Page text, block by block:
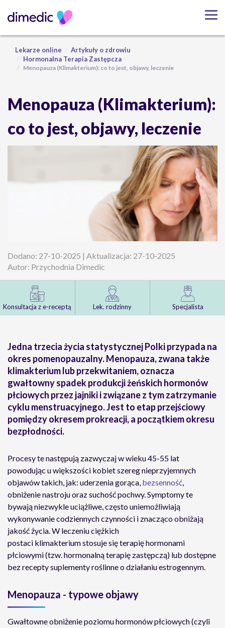
Lekarze online
Artykuły o zdrowiu
Hormonalna Terapia Zastępcza
Menopauza (Klimakterium): co to jest, objawy, leczenie
Menopauza (Klimakterium):
co to jest, objawy, leczenie
Dodano: 27-10-2025 | Aktualizacja: 27-10-2025
Autor: Przychodnia Dimedic
Konsultacja z e-receptą Lek. rodzinny Specjalista
Jedna trzecia życia statystycznej Polki przypada na
okres pomenopauzalny. Menopauza, zwana także
klimakterium lub przekwitaniem, oznacza
gwałtowny spadek produkcji żeńskich hormonów
płciowych przez jajniki i związane z tym zatrzymanie
cyklu menstruacyjnego. Jest to etap przejściowy
pomiędzy okresem prokreacji, a początkiem okresu
bezpłodności.
Procesy te następują zazwyczaj w wieku 45-55 lat
powodując u większości kobiet szereg nieprzyjemnych
objawów takich, jak: uderzenia gorąca, bezsenność,
obniżenie nastroju oraz suchość pochwy. Symptomy te
bywają niezwykle uciążliwe, często uniemożliwiają
wykonywanie codziennych czynności i znacząco obniżają
jakość życia. W leczeniu ciężkich
postaci klimakterium stosuje się terapię hormonami
płciowymi (tzw. hormonalną terapię zastępczą) lub dostępne
bez recepty suplementy roślinne o działaniu estrogennym.
Menopauza - typowe objawy
Gwałtowne obniżenie poziomu hormonów płciowych (czyli